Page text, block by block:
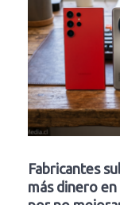
Fabricantes
más dinero